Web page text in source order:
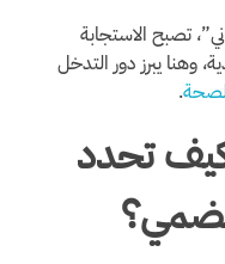
تصبح الاستجابة
وهنا يبرز دور التدخل
.
تحدد